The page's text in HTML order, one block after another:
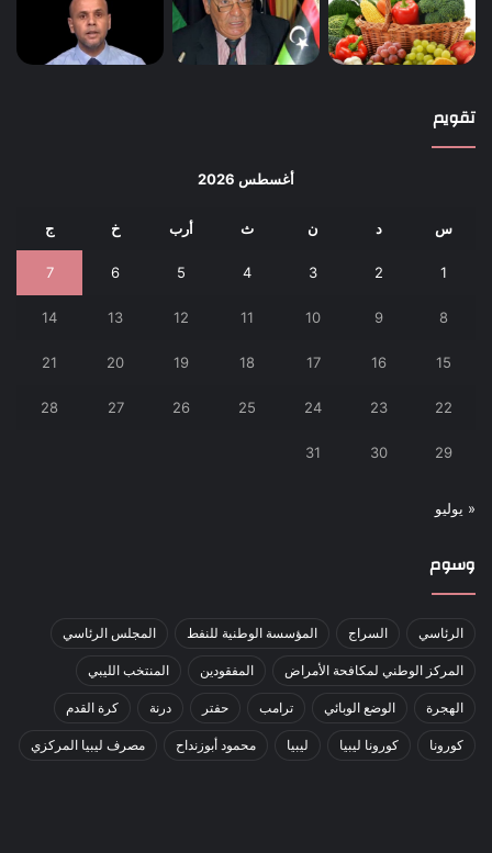
تقويم
أغسطس 2026
س د ن ث أرب خ ج
1
2
3
4
5
6
7
8
9
10
11
12
13
14
15
16
17
18
19
20
21
22
23
24
25
26
27
28
29
30
31
« يوليو
وسوم
الرئاسي السراج المؤسسة الوطنية للنفط المجلس الرئاسي
المركز الوطني لمكافحة الأمراض المفقودين المنتخب الليبي
الهجرة الوضع الوبائي ترامب حفتر درنة كرة القدم
كورونا كورونا ليبيا ليبيا محمود أبوزنداح مصرف ليبيا المركزي